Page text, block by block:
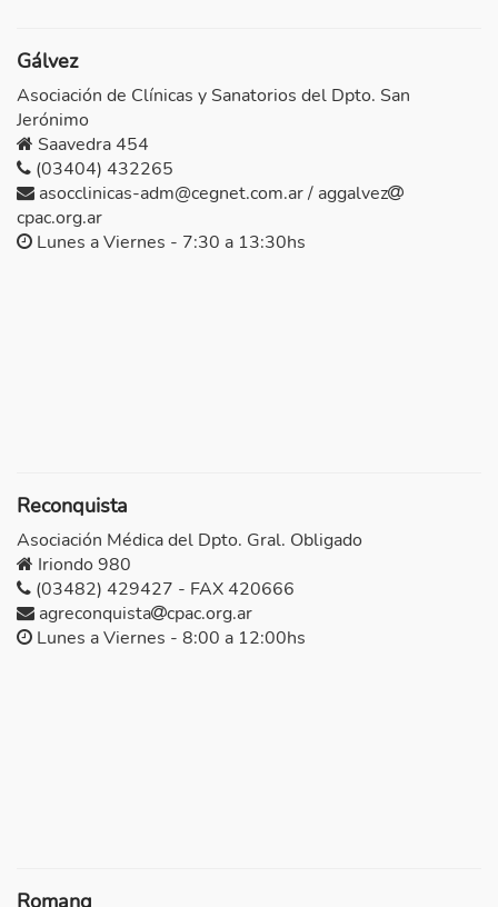
Gálvez
Asociación de Clínicas y Sanatorios del Dpto. San
Jerónimo
Saavedra 454
(03404) 432265
asocclinicas-adm@cegnet.com.ar / aggalvez
cpac.org.ar
Lunes a Viernes - 7:30 a 13:30hs
Reconquista
Asociación Médica del Dpto. Gral. Obligado
Iriondo 980
(03482) 429427 - FAX 420666
agreconquista
cpac.org.ar
Lunes a Viernes - 8:00 a 12:00hs
Romang